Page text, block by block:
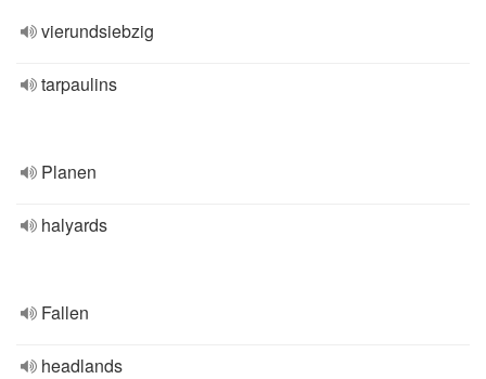
vierundsiebzig
tarpaulins
Planen
halyards
Fallen
headlands